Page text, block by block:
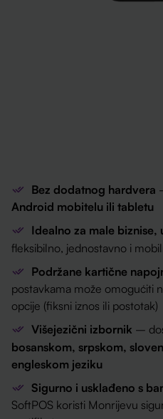
Bez dodatnog hardvera
Android mobitelu ili tabletu
Idealno za male
fleksibilno, jednostavno i
Podržane kartične
postavkama može omogućiti
opcije (fiksni iznos ili postotak)
Višejezični izbornik –
bosanskom, srpskom,
engleskom jeziku
Sigurno i usklađeno s
SoftPOS koristi Monrijevu